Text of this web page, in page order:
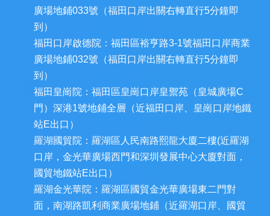
廣場地鋪033號（福田口岸出關右轉直行5分鐘即
到）
福田口岸啟德院：福田區裕亨路3-1號福田口岸商業
廣場地鋪032號（福田口岸出關右轉直行5分鐘即
到）
福田皇崗院：福田區皇崗口岸皇禦苑（皇城廣場C
門）深港1號地鋪全層（近福田口岸、皇崗口岸地鐵
站E出口）
羅湖國貿院：羅湖區人民南路熙龍大廈二樓(近羅湖
口岸，金光華廣場西門和深圳發展中心大廈對面，
國貿地鐵站E出口）
羅湖金光華院：羅湖區國貿金光華廣場東二門對
面，南湖路凱利商業廣場地鋪（近羅湖口岸、國貿